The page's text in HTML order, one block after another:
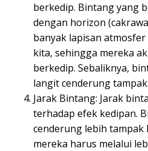
berkedip. Bintang yang
dengan horizon
banyak lapisan
kita, sehingga mereka
berkedip. Sebaliknya,
langit cenderung
Jarak Bintang: Jarak
terhadap efek kedipan.
cenderung lebih tampak
mereka harus melalui